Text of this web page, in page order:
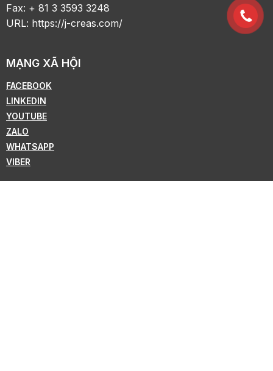
Fax: + 81 3 3593 3248
URL: https://j-creas.com/
MẠNG XÃ HỘI
FACEBOOK
LINKEDIN
YOUTUBE
ZALO
WHATSAPP
VIBER